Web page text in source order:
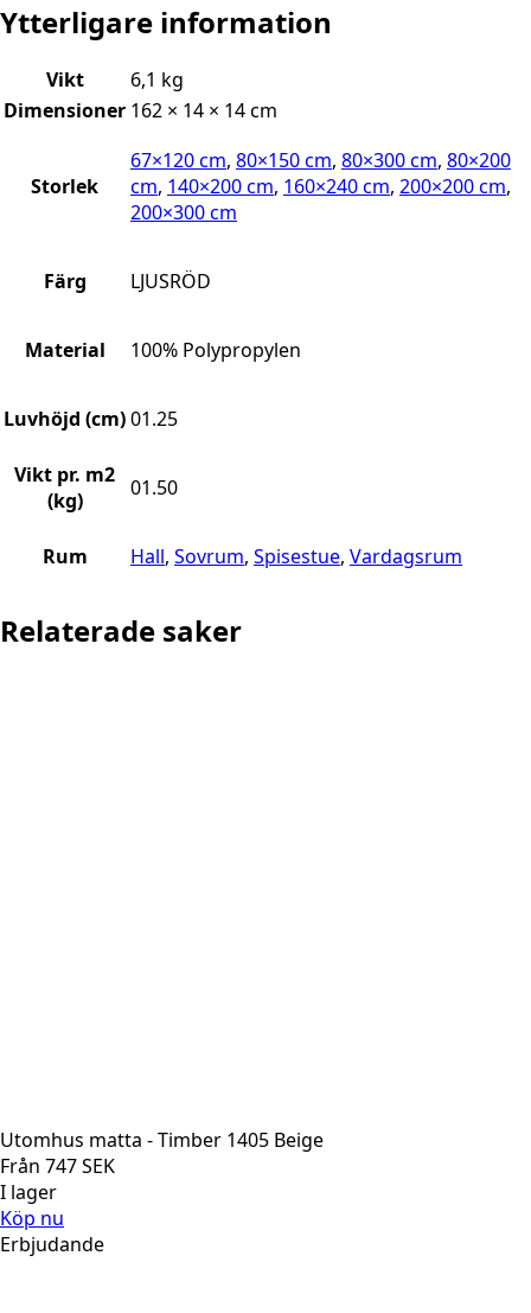
Ytterligare information
Vikt
6,1 kg
Dimensioner 162 × 14 × 14 cm
Storlek
67×120 cm, 80×150 cm, 80×300 cm, 80×200
cm, 140×200 cm, 160×240 cm, 200×200 cm,
200×300 cm
Färg LJUSRÖD
Material 100% Polypropylen
Luvhöjd (cm)01.25
Vikt pr. m2
(kg)
01.50
Rum Hall, Sovrum, Spisestue, Vardagsrum
Relaterade saker
Utomhus matta - Timber 1405 Beige
Från 747SEK
I lager
Köp nu
Erbjudande